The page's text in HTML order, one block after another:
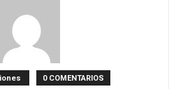
0 COMENTARIOS